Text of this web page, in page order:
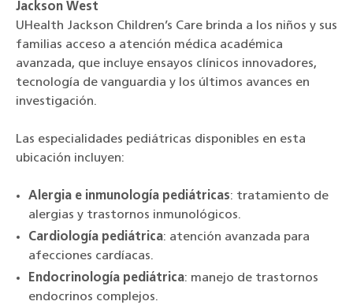
Jackson West
UHealth Jackson Children’s Care brinda a los niños y sus
familias acceso a atención médica académica
avanzada, que incluye ensayos clínicos innovadores,
tecnología de vanguardia y los últimos avances en
investigación.
Las especialidades pediátricas disponibles en esta
ubicación incluyen:
Alergia e inmunología pediátricas: tratamiento de
alergias y trastornos inmunológicos.
Cardiología pediátrica: atención avanzada para
afecciones cardíacas.
Endocrinología pediátrica: manejo de trastornos
endocrinos complejos.